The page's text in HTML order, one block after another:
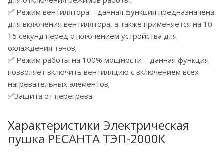
✅ Режим вентилятора – данная функция предназначена
для включения вентилятора, а также применяется на 10-
15 секунд перед отключением устройства для
охлаждения тэнов;
✅ Режим работы на 100% мощности – данная функция
позволяет включить вентиляцию с включением всех
нагревательных элементов;
✅Защита от перегрева.
Характеристики Электрическая
пушка РЕСАНТА ТЭП-2000К